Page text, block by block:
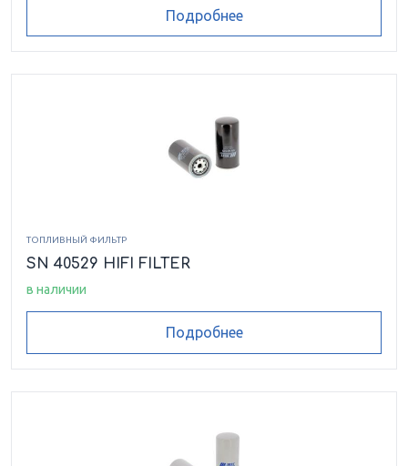
Подробнее
ТОПЛИВНЫЙ ФИЛЬТР
SN 40529 HIFI FILTER
в наличии
Подробнее